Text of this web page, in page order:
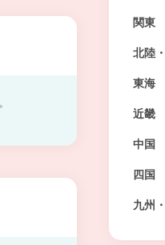
関東
北陸
東海
近畿
中国
四国
九州